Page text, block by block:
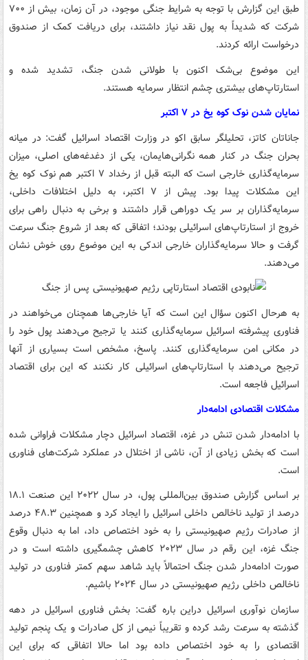
طبق این گزارش با توجه به شرایط جنگی موجود، در آن زمان، بیش از ۷۰۰
شرکت که شدیداً به پول نقد نیاز داشتند، برای دریافت کمک از صندوق
درخواست ارائه کردند.
این موضوع بی‌شک اکنون با طولانی شدن جنگ، تشدید شده و
استارتاپ‌های بیشتری چشم انتظار سرمایه هستند.
نمایان شدن نوک کوه یخ در ۷ اکتبر
جاناتان کاتز، تحلیلگر سابق اکو در وزارت اقتصاد اسرائیل گفت: در میانه
بحران جنگ در کنار همه نگرانی‌هایمان، یکی از دغدغه‌های اصلی، میزان
سرمایه‌گذاری خارجی است که البته قبل از رخداد ۷ اکتبر هم نوک کوه یخ
این مشکلات پیدا بود. پیش از ۷ اکتبر، به دلیل اختلافات داخلی،
سرمایه‌گذاران بر سر یک دوراهی قرار داشتند و برخی به دنبال راهی برای
خروج از استارتاپ‌های اسرائیلی بودند؛ اتفاقی که بعد از شروع جنگ سرعت
گرفت و حالا سرمایه‌گذاران خارجی اندکی به این موضوع روی خوش نشان
می‌دهند.
به هرحال اکنون سؤال این است که آیا خارجی‌ها همچنان می‌خواهند در
فناوری پیشرفته اسرائیل سرمایه‌گذاری کنند یا ترجیح می‌دهند پول خود را
در مکانی امن سرمایه‌گذاری کنند. پاسخ، مشخص است بسیاری از آنها
ترجیح می‌دهند با استارتاپ‌های اسرائیلی کار نکنند که این برای اقتصاد
اسرائیل فاجعه است.
مشکلات اقتصادی ادامه‌دار
با ادامه‌دار شدن تنش در غزه، اقتصاد اسرائیل دچار مشکلات فراوانی شده
است که بخش زیادی از آن، ناشی از اختلال در عملکرد شرکت‌های فناوری
است.
بر اساس گزارش صندوق بین‌المللی پول، در سال ۲۰۲۲ این صنعت ۱۸.۱
درصد از تولید ناخالص داخلی اسرائیل را ایجاد کرد و همچنین ۴۸.۳ درصد
از صادرات رژیم صهیونیستی را به خود اختصاص داد، اما به دنبال وقوع
جنگ غزه، این رقم در سال ۲۰۲۳ کاهش چشمگیری داشته است و در
صورت ادامه‌دار شدن جنگ احتمالاً باید شاهد سهم کمتر فناوری در تولید
ناخالص داخلی رژیم صهیونیستی در سال ۲۰۲۴ باشیم.
سازمان نوآوری اسرائیل دراین باره گفت: بخش فناوری اسرائیل در دهه
گذشته به سرعت رشد کرده و تقریباً نیمی از کل صادرات و یک پنجم تولید
اقتصادی را به خود اختصاص داده بود اما حالا اتفاقی که برای این